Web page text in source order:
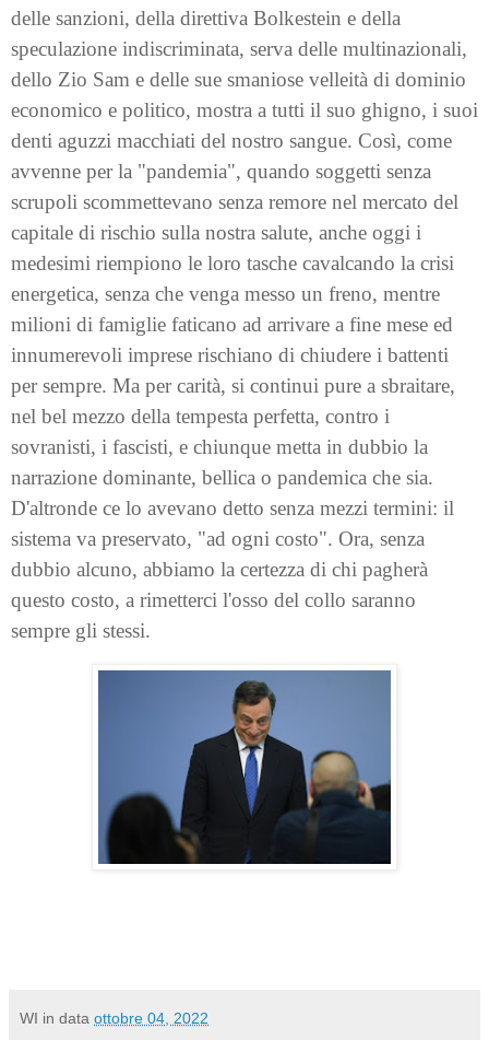
delle sanzioni, della direttiva Bolkestein e della
speculazione indiscriminata, serva delle multinazionali,
dello Zio Sam e delle sue smaniose velleità di dominio
economico e politico, mostra a tutti il suo ghigno, i suoi
denti aguzzi macchiati del nostro sangue. Così, come
avvenne per la "pandemia", quando soggetti senza
scrupoli scommettevano senza remore nel mercato del
capitale di rischio sulla nostra salute, anche oggi i
medesimi riempiono le loro tasche cavalcando la crisi
energetica, senza che venga messo un freno, mentre
milioni di famiglie faticano ad arrivare a fine mese ed
innumerevoli imprese rischiano di chiudere i battenti
per sempre. Ma per carità, si continui pure a sbraitare,
nel bel mezzo della tempesta perfetta, contro i
sovranisti, i fascisti, e chiunque metta in dubbio la
narrazione dominante, bellica o pandemica che sia.
D'altronde ce lo avevano detto senza mezzi termini: il
sistema va preservato, "ad ogni costo". Ora, senza
dubbio alcuno, abbiamo la certezza di chi pagherà
questo costo, a rimetterci l'osso del collo saranno
sempre gli stessi.
WI in data ottobre 04, 2022